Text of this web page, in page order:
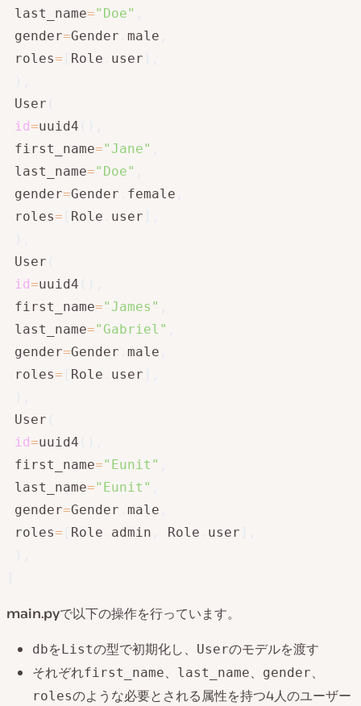
last_name="Doe"
gender=Gender male
roles= Role user
User
id=uuid4
first_name="Jane"
last_name="Doe"
gender=Gender female
roles= Role user
User
id=uuid4
first_name="James"
last_name="Gabriel"
gender=Gender male
roles= Role user
User
id=uuid4
first_name="Eunit"
last_name="Eunit"
gender=Gender male
roles= Role admin Role user
main.pyで以下の操作を行っています。
dbを Listの型で初期化し、 Userのモデルを渡す
それぞれfirst_name、 last_name、 gender、
rolesのような必要とされる属性を持つ4人のユーザー